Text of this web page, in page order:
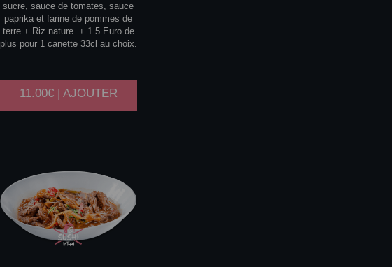
sucre, sauce de tomates, sauce
paprika et farine de pommes de
terre + Riz nature. + 1.5 Euro de
plus pour 1 canette 33cl au choix.
11.00€ | AJOUTER